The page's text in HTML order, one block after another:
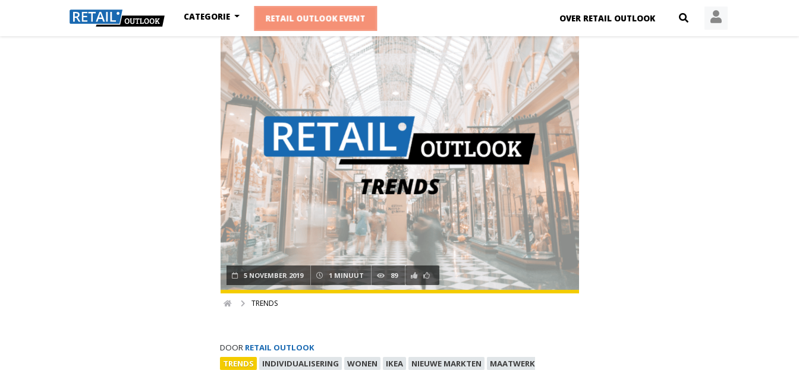
OVER RETAIL OUTLOOK
CATEGORIE RETAIL OUTLOOK EVENT
5 NOVEMBER 2019 1 MINUUT 89
TRENDS
DOOR RETAIL OUTLOOK
TRENDS
INDIVIDUALISERING WONEN IKEA NIEUWE MARKTEN
MAATWERK